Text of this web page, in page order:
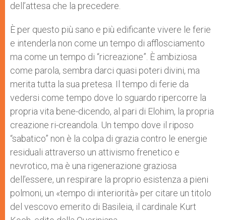
dell’attesa che la precedere.
È per questo più sano e più edificante vivere le ferie
e intenderla non come un tempo di afflosciamento
ma come un tempo di “ricreazione”. È ambiziosa
come parola, sembra darci quasi poteri divini, ma
merita tutta la sua pretesa. Il tempo di ferie da
vedersi come tempo dove lo sguardo ripercorre la
propria vita bene-dicendo, al pari di Elohim, la propria
creazione ri-creandola. Un tempo dove il riposo
“sabatico” non è la colpa di grazia contro le energie
residuali attraverso un attivismo frenetico e
nevrotico, ma è una rigenerazione graziosa
dell’essere, un respirare la proprio esistenza a pieni
polmoni, un «tempo di interiorità» per citare un titolo
del vescovo emerito di Basileia, il cardinale Kurt